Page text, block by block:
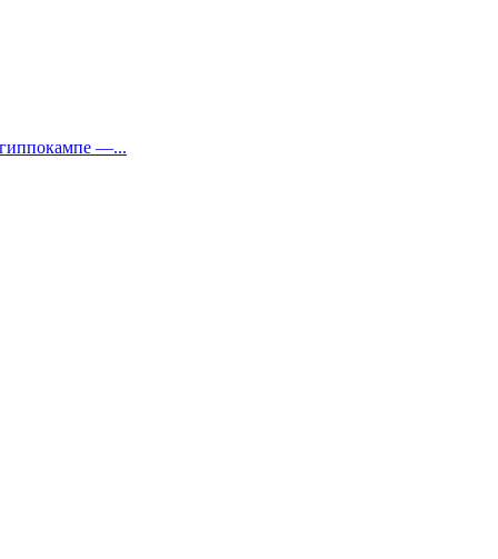
гиппокампе —...